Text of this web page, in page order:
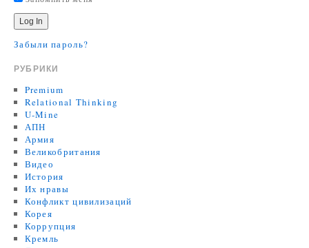
Забыли пароль?
РУБРИКИ
Premium
Relational Thinking
U-Mine
АПН
Армия
Великобритания
Видео
История
Их нравы
Конфликт цивилизаций
Корея
Коррупция
Кремль